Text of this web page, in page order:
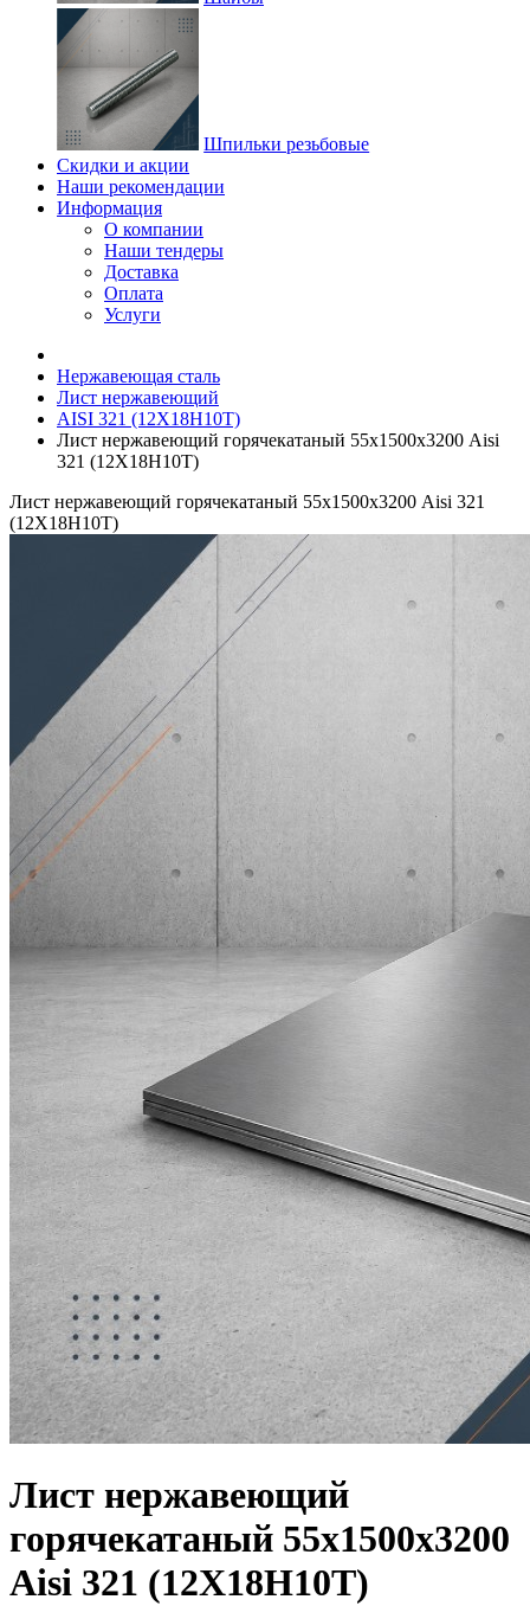
Шпильки резьбовые
Скидки и акции
Наши рекомендации
Информация
О компании
Наши тендеры
Доставка
Оплата
Услуги
Нержавеющая сталь
Лист нержавеющий
AISI 321 (12Х18Н10Т)
Лист нержавеющий горячекатаный 55х1500х3200 Aisi
321 (12Х18Н10Т)
Лист нержавеющий горячекатаный 55х1500х3200 Aisi 321
(12Х18Н10Т)
Лист нержавеющий
горячекатаный 55х1500х3200
Aisi 321 (12Х18Н10Т)